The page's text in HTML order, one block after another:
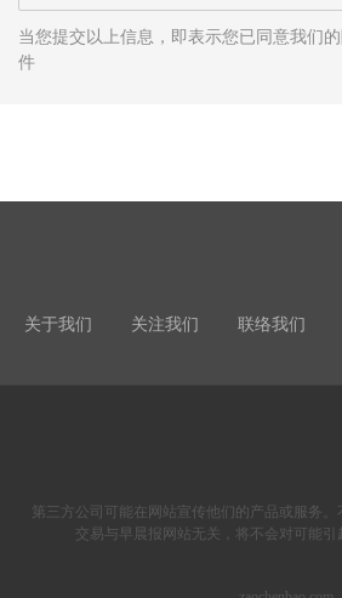
当您提交以上信息，即表示您已同意我们
件
关于我们 关注我们 联络我们
第三方公司可能在网站宣传他们的产品或服务
交易与早晨报网站无关，将不会对可能引